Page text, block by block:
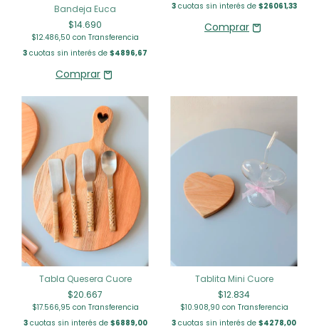
Bandeja Euca
$14.690
$12.486,50 con Transferencia
3 cuotas sin interés de $4896,67
3cuotas sin interés de $26061,33
Tabla Quesera Cuore
$20.667
$17.566,95 con Transferencia
3cuotas sin interés de $6889,00
Tablita Mini Cuore
$12.834
$10.908,90 con Transferencia
3 cuotas sin interés de $4278,00